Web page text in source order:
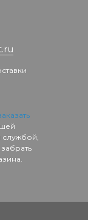
службой,